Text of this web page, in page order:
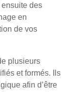
des
en
de vos
plusieurs
et formés. Ils
afin d’être